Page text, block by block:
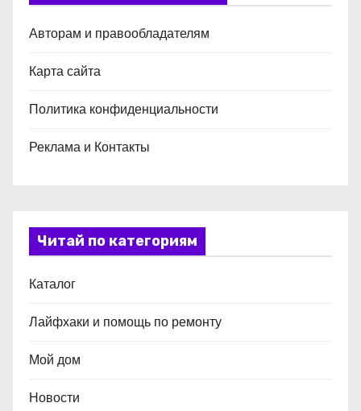
Авторам и правообладателям
Карта сайта
Политика конфиденциальности
Реклама и Контакты
Читай по категориям
Каталог
Лайфхаки и помощь по ремонту
Мой дом
Новости